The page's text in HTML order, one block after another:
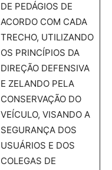
DE PEDÁGIOS DE
ACORDO COM CADA
TRECHO, UTILIZANDO
OS PRINCÍPIOS DA
DIREÇÃO DEFENSIVA
E ZELANDO PELA
CONSERVAÇÃO DO
VEÍCULO, VISANDO A
SEGURANÇA DOS
USUÁRIOS E DOS
COLEGAS DE